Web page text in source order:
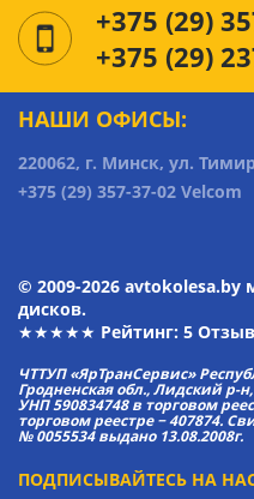
+375 (29)
+375 (29)
НАШИ ОФИСЫ:
220062, г. Минск, ул.
+375 (29) 357-37-02 Velcom
© 2009-2026
дисков.
★★★★★ Рейтинг: 5
ЧТТУП «ЯрТранСервис»
Гродненская обл., Лидский р-
УНП 590834748 в торговом
торговом реестре − 407874.
№ 0055534 выдано 13.08.2008г.
ПОДПИСЫВАЙТЕСЬ НА